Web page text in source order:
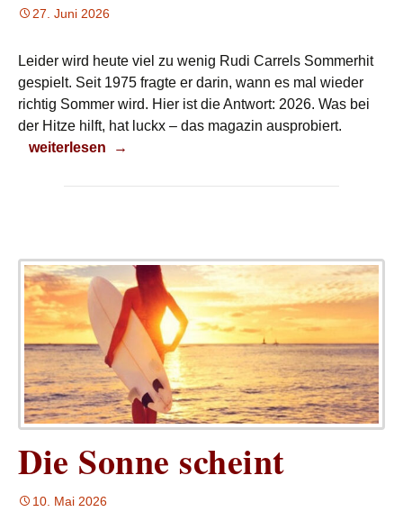
27. Juni 2026
Leider wird heute viel zu wenig Rudi Carrels Sommerhit
gespielt. Seit 1975 fragte er darin, wann es mal wieder
richtig Sommer wird. Hier ist die Antwort: 2026. Was bei
der Hitze hilft, hat luckx – das magazin ausprobiert.
So geht’s durch die Hitze
weiterlesen →
Die Sonne scheint
10. Mai 2026